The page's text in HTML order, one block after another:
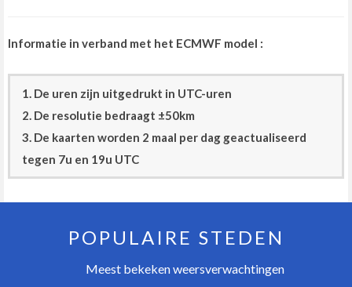
Informatie in verband met het ECMWF model :
1. De uren zijn uitgedrukt in UTC-uren
2. De resolutie bedraagt ±50km
3. De kaarten worden 2 maal per dag geactualiseerd
tegen 7u en 19u UTC
POPULAIRE STEDEN
Meest bekeken weersverwachtingen